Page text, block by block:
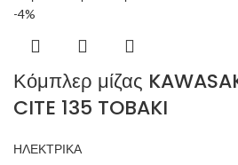
-4%
Κόμπλερ μίζας
CITE 135 TOBAKI
ΗΛΕΚΤΡΙΚΑ